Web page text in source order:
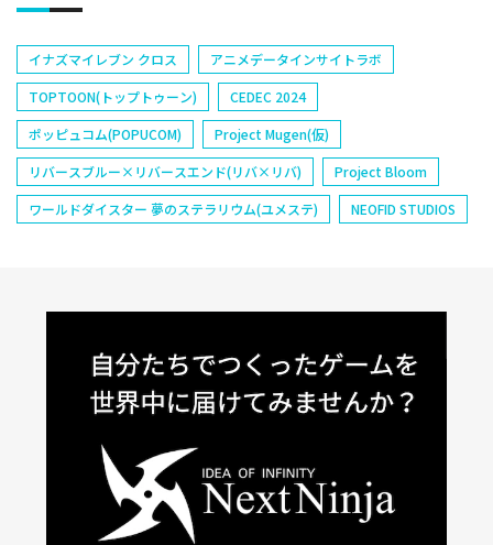
イナズマイレブン クロス
アニメデータインサイトラボ
TOPTOON(トップトゥーン)
CEDEC 2024
ポッピュコム(POPUCOM)
Project Mugen(仮)
リバースブルー×リバースエンド(リバ×リバ)
Project Bloom
ワールドダイスター 夢のステラリウム(ユメステ)
NEOFID STUDIOS